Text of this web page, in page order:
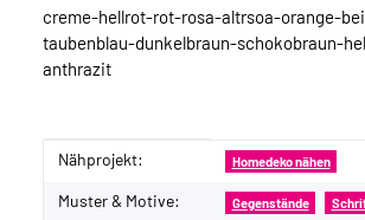
creme-hellrot-rot-rosa-altrsoa-orange-
taubenblau-dunkelbraun-schokobraun-
anthrazit
Produkteigenschaft
Wert
Nähprojekt: Homedeko nähen
Muster & Motive: Gegenstände